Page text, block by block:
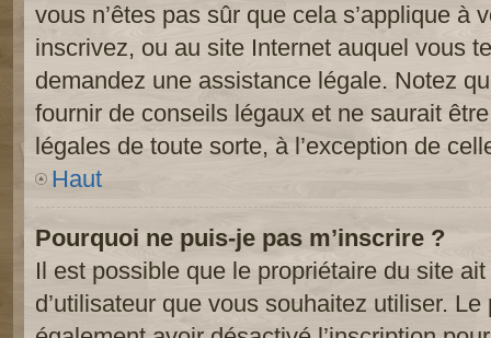
vous n’êtes pas sûr que cela s’applique à
inscrivez, ou au site Internet auquel vous
demandez une assistance légale. Notez
fournir de conseils légaux et ne saurait
légales de toute sorte, à l’exception de
Haut
Pourquoi ne puis-je pas m’inscrire ?
Il est possible que le propriétaire du site
d’utilisateur que vous souhaitez utiliser.